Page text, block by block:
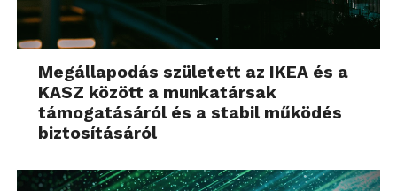
Megállapodás született az IKEA és a
KASZ között a munkatársak
támogatásáról és a stabil működés
biztosításáról